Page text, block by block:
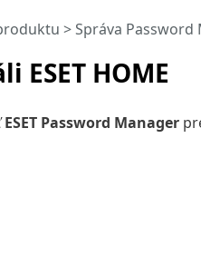
HOME
> Správa Password
ESET Password Manager